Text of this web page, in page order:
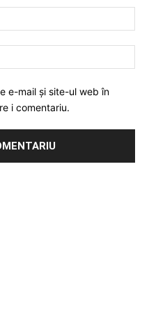
e-mail și site-ul web în
i comentariu.